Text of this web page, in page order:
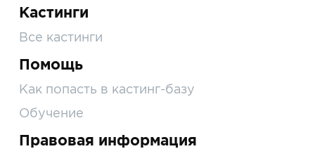
Кастинги
Все кастинги
Помощь
Как попасть в кастинг-базу
Обучение
Правовая информация